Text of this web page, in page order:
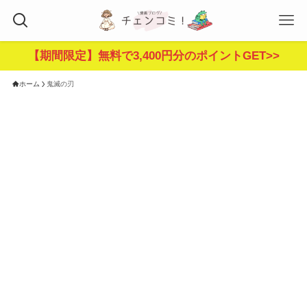
【期間限定】無料で3,400円分のポイントGET>>
ホーム 鬼滅の刃